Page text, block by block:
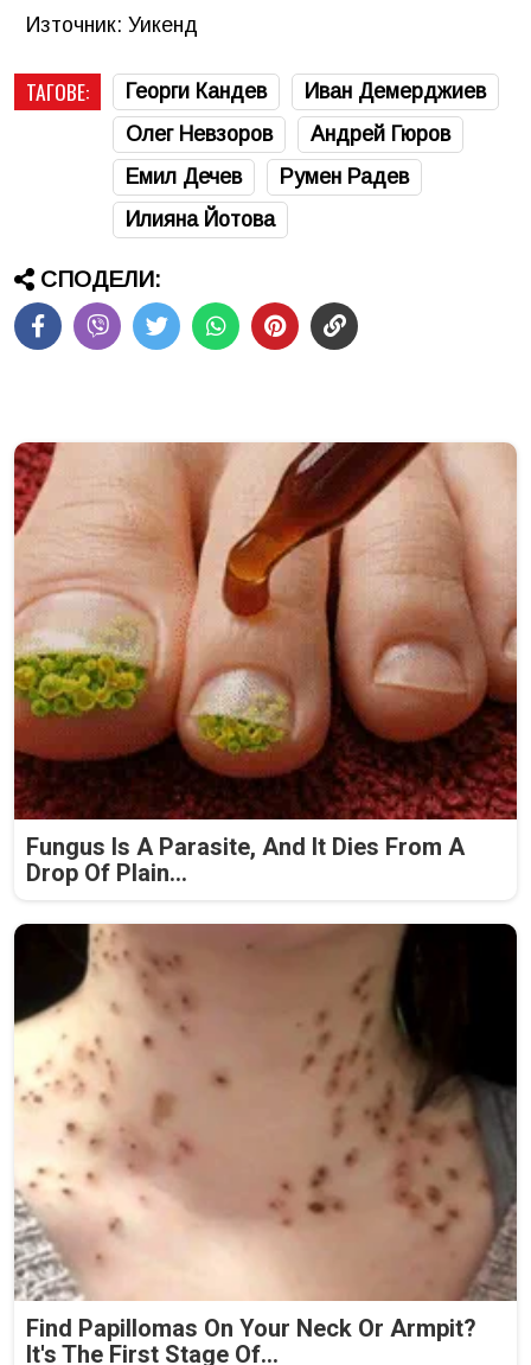
Източник: Уикенд
ТАГОВЕ: Георги Кандев
Иван Демерджиев
Олег Невзоров
Андрей Гюров
Емил Дечев
Румен Радев
Илияна Йотова
СПОДЕЛИ:
Fungus Is A Parasite, And It Dies From A
Drop Of Plain...
Find Papillomas On Your Neck Or Armpit?
It's The First Stage Of...